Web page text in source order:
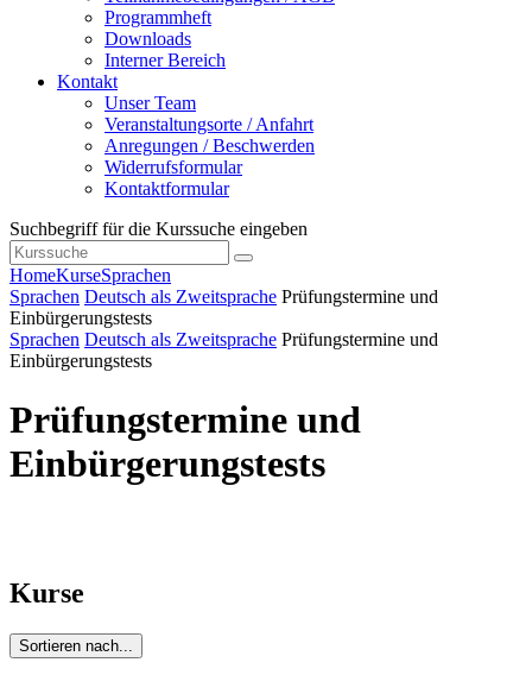
Programmheft
Downloads
Interner Bereich
Kontakt
Unser Team
Veranstaltungsorte / Anfahrt
Anregungen / Beschwerden
Widerrufsformular
Kontaktformular
Suchbegriff für die Kurssuche eingeben
HomeKurseSprachen
Sprachen Deutsch als Zweitsprache Prüfungstermine und
Einbürgerungstests
Sprachen Deutsch als Zweitsprache Prüfungstermine und
Einbürgerungstests
Prüfungstermine und
Einbürgerungstests
Kurse
Sortieren nach...